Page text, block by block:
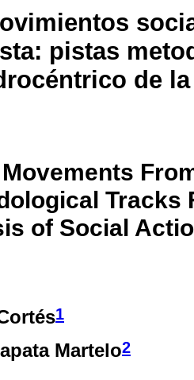
pistas
de
Tracks
of Social
1
Martelo2